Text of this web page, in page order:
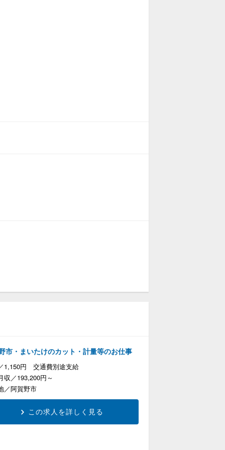
市・まいたけのカット・計量等のお仕事
1,150円 交通費別途支給
収
193,200円～
阿賀野市
この求人を詳しく見る